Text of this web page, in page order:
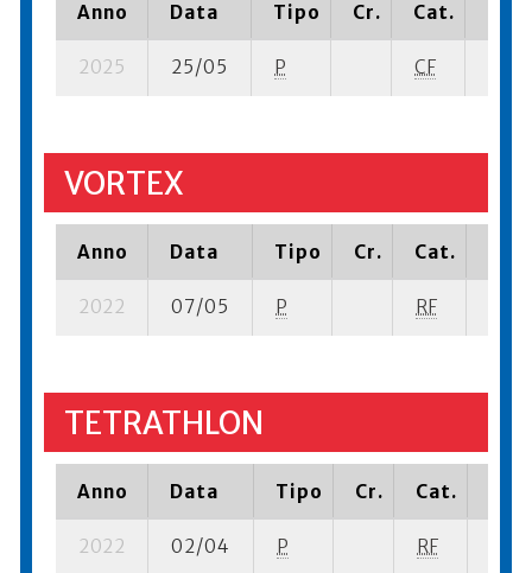
Anno Data Tipo Cr. Cat.
2025 25/05 P CF
VORTEX
Anno Data Tipo Cr. Cat.
2022 07/05 P RF
TETRATHLON
Anno Data Tipo Cr. Cat.
2022 02/04 P RF